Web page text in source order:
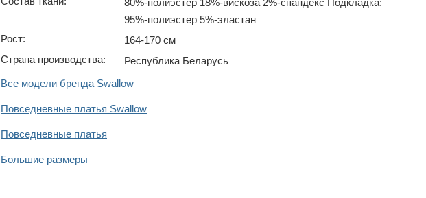
95%-полиэстер 5%-эластан
Рост:
164-170 см
Страна производства:
Республика Беларусь
Все модели бренда Swallow
Повседневные платья Swallow
Повседневные платья
Большие размеры